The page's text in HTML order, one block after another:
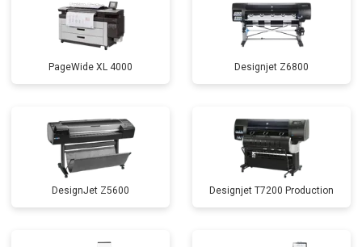
PageWide XL 4000 Designjet Z6800
DesignJet Z5600 Designjet T7200 Production